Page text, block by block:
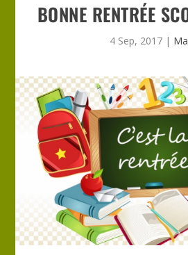
BONNE RENTRÉE
4 Sep, 2017 |